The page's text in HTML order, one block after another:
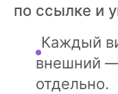
по ссылке и
Каждый
внешний
отдельно.